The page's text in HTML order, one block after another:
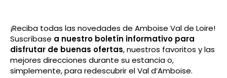
¡Reciba todas las novedades de Amboise Val de Loire!
Suscríbase a nuestro boletín informativo para
disfrutar de buenas ofertas, nuestros favoritos y las
mejores direcciones durante su estancia o,
simplemente, para redescubrir el Val d’Amboise.